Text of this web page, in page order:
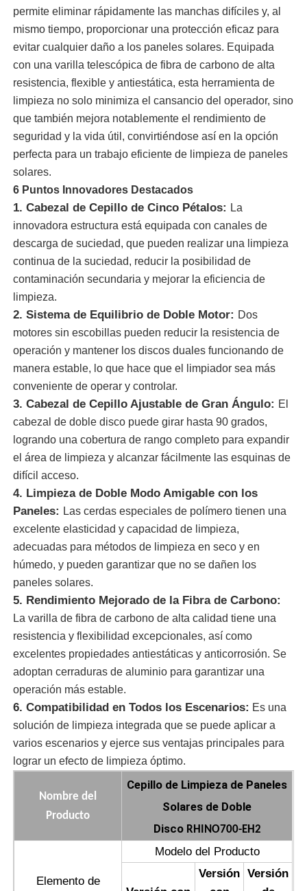
Sobre nosotros
Visita a la fábrica
Control de Calidad
Contacto
Todos los casos
Solicitar una cotización
escobilla del panel solar
pincel giratorio para paneles solares
Cepillo de lavado para paneles solares
Brush de rodillo para paneles solares
Herramientas para limpiar paneles solares
Equipo de lavado de paneles solares
Pollo alimentado con agua
Máquina de la ósmosis reversa
Robot de limpieza del panel solar
Barrera Acústica para el Almacenamiento de Energía
permite eliminar rápidamente las manchas difíciles y, al
mismo tiempo, proporcionar una protección eficaz para
evitar cualquier daño a los paneles solares. Equipada
con una varilla telescópica de fibra de carbono de alta
resistencia, flexible y antiestática, esta herramienta de
limpieza no solo minimiza el cansancio del operador, sino
que también mejora notablemente el rendimiento de
seguridad y la vida útil, convirtiéndose así en la opción
perfecta para un trabajo eficiente de limpieza de paneles
solares.
6 Puntos Innovadores Destacados
1. Cabezal de Cepillo de Cinco Pétalos: La
innovadora estructura está equipada con canales de
descarga de suciedad, que pueden realizar una limpieza
continua de la suciedad, reducir la posibilidad de
contaminación secundaria y mejorar la eficiencia de
limpieza.
2. Sistema de Equilibrio de Doble Motor: Dos
motores sin escobillas pueden reducir la resistencia de
operación y mantener los discos duales funcionando de
manera estable, lo que hace que el limpiador sea más
conveniente de operar y controlar.
3. Cabezal de Cepillo Ajustable de Gran Ángulo: El
cabezal de doble disco puede girar hasta 90 grados,
logrando una cobertura de rango completo para expandir
el área de limpieza y alcanzar fácilmente las esquinas de
difícil acceso.
4. Limpieza de Doble Modo Amigable con los
Paneles: Las cerdas especiales de polímero tienen una
excelente elasticidad y capacidad de limpieza,
adecuadas para métodos de limpieza en seco y en
húmedo, y pueden garantizar que no se dañen los
paneles solares.
5. Rendimiento Mejorado de la Fibra de Carbono:
La varilla de fibra de carbono de alta calidad tiene una
resistencia y flexibilidad excepcionales, así como
excelentes propiedades antiestáticas y anticorrosión. Se
adoptan cerraduras de aluminio para garantizar una
operación más estable.
6. Compatibilidad en Todos los Escenarios: Es una
solución de limpieza integrada que se puede aplicar a
varios escenarios y ejerce sus ventajas principales para
lograr un efecto de limpieza óptimo.
Nombre del
Producto
Cepillo de Limpieza de Paneles
Solares de Doble
Disco RHINO700-EH2
Elemento de
Modelo del Producto
Versión Versión